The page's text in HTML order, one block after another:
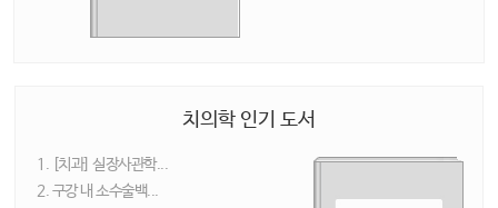
치의학 인기 도서
[치과] 실장사관학...
구강 내 소수술백...